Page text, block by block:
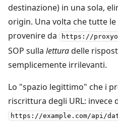
destinazione) in una sola,
origin. Una volta che tutte
provenire da
https://
SOP sulla letturadelle
semplicemente irrilevanti.
Lo "spazio legittimo" che i
riscrittura degli URL: invece
https://example.com/api/